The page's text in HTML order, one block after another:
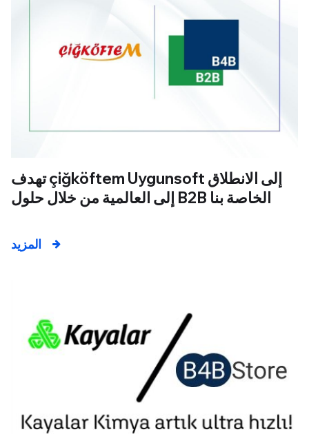
تهدف çiğköftem Uygunsoft إلى الانطلاق
إلى العالمية من خلال حلول B2B الخاصة بنا
المزيد